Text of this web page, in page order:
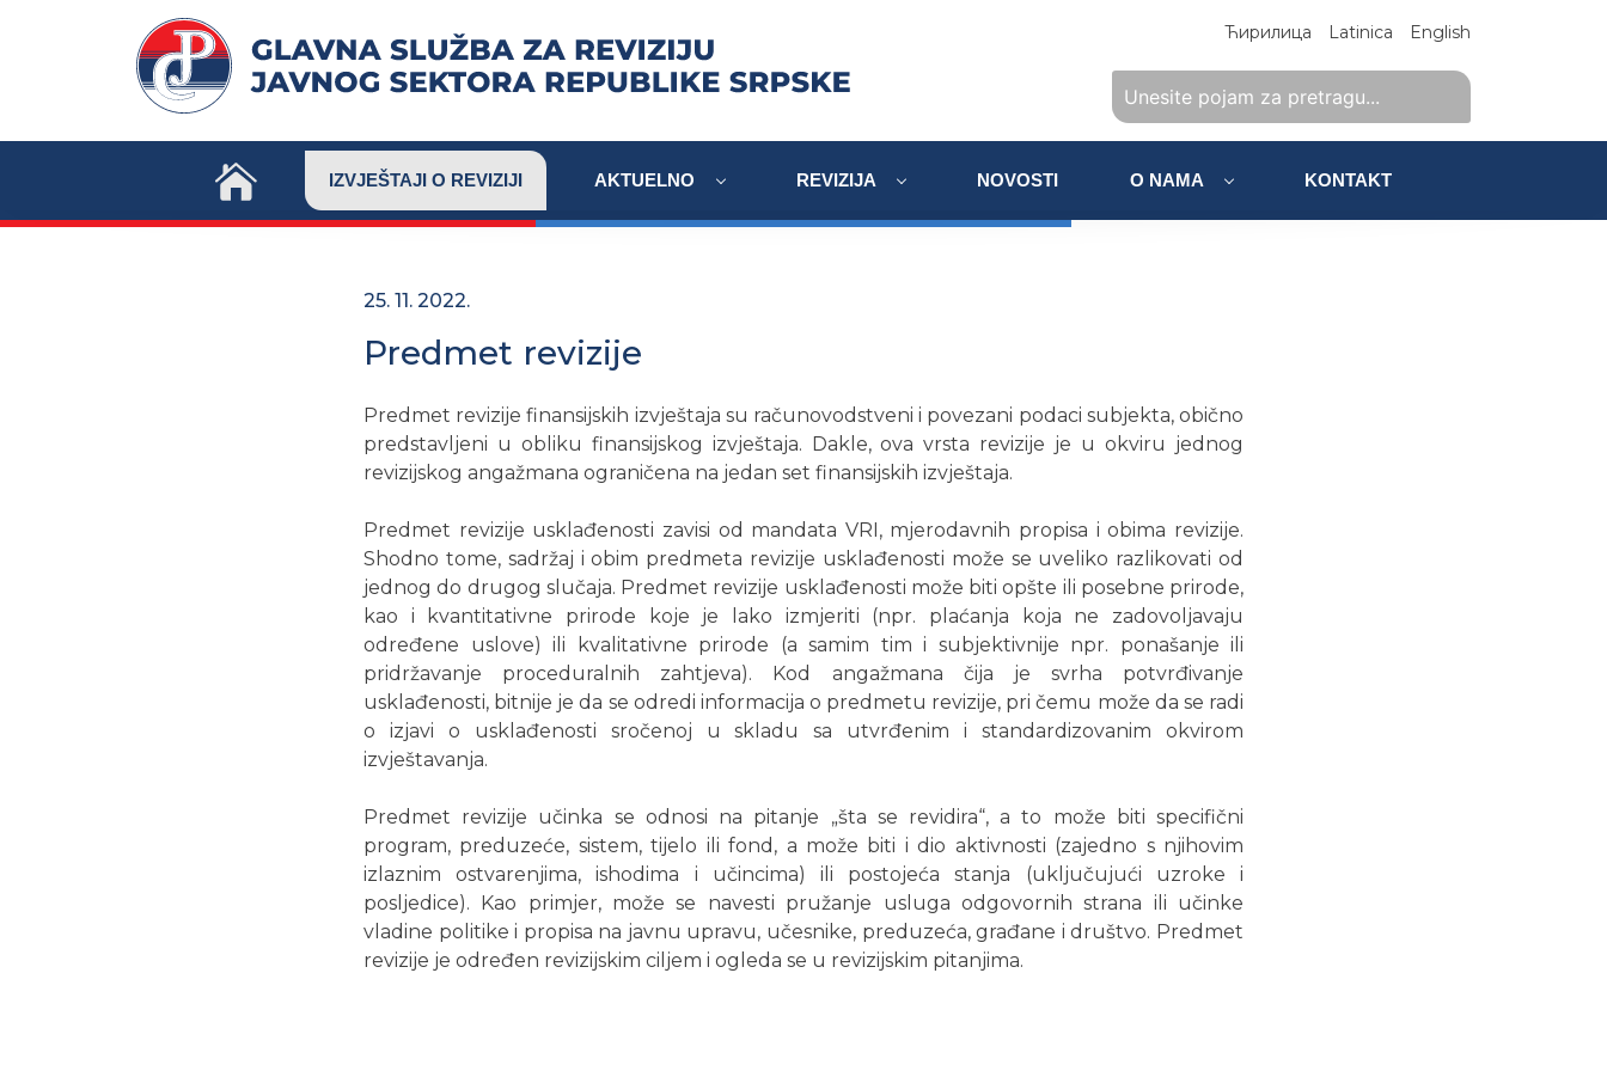
Ћирилица Latinica English
IZVJEŠTAJI O REVIZIJI AKTUELNO REVIZIJA NOVOSTI O NAMA KONTAKT
25. 11. 2022.
Predmet revizije
Predmet revizije finansijskih izvještaja su računovodstveni i povezani podaci subjekta, obično
predstavljeni u obliku finansijskog izvještaja. Dakle, ova vrsta revizije je u okviru jednog
revizijskog angažmana ograničena na jedan set finansijskih izvještaja.
Predmet revizije usklađenosti zavisi od mandata VRI, mjerodavnih propisa i obima revizije.
Shodno tome, sadržaj i obim predmeta revizije usklađenosti može se uveliko razlikovati od
jednog do drugog slučaja. Predmet revizije usklađenosti može biti opšte ili posebne prirode,
kao i kvantitativne prirode koje je lako izmjeriti (npr. plaćanja koja ne zadovoljavaju
određene uslove) ili kvalitativne prirode (a samim tim i subjektivnije npr. ponašanje ili
pridržavanje proceduralnih zahtjeva). Kod angažmana čija je svrha potvrđivanje
usklađenosti, bitnije je da se odredi informacija o predmetu revizije, pri čemu može da se radi
o izjavi o usklađenosti sročenoj u skladu sa utvrđenim i standardizovanim okvirom
izvještavanja.
Predmet revizije učinka se odnosi na pitanje „šta se revidira“, a to može biti specifični
program, preduzeće, sistem, tijelo ili fond, a može biti i dio aktivnosti (zajedno s njihovim
izlaznim ostvarenjima, ishodima i učincima) ili postojeća stanja (uključujući uzroke i
posljedice). Kao primjer, može se navesti pružanje usluga odgovornih strana ili učinke
vladine politike i propisa na javnu upravu, učesnike, preduzeća, građane i društvo. Predmet
revizije je određen revizijskim ciljem i ogleda se u revizijskim pitanjima.